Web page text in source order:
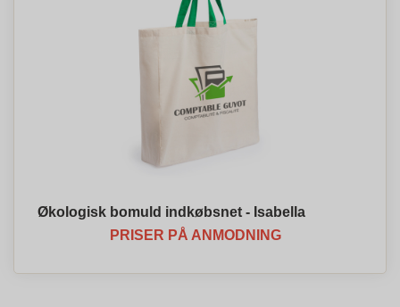
Økologisk bomuld indkøbsnet - Isabella
PRISER PÅ ANMODNING